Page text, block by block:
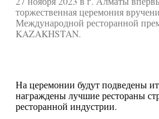
торжественная церемония
Международной ресторанной
KAZAKHSTAN.
На церемонии будут подведены
награждены лучшие рестораны
ресторанной индустрии.